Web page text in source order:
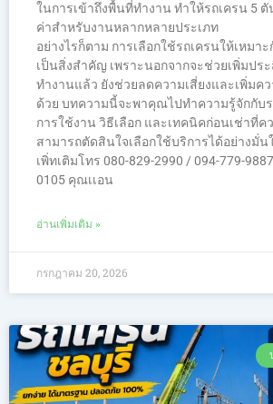
ในการเข้าถึงพื้นที่ทำงาน ทำให้รถเครน 5
ค่าสำหรับงานหลากหลายประเภท
อย่างไรก็ตาม การเลือกใช้รถเครนให้เหมา
เป็นสิ่งสำคัญ เพราะนอกจากจะช่วยเพิ่มปร
ทำงานแล้ว ยังช่วยลดความเสี่ยงและเพิ่มค
ด้วย บทความนี้จะพาคุณไปทำความรู้จักกับ
การใช้งาน วิธีเลือก และเทคนิคก่อนเช่าที่ค
สามารถตัดสินใจเลือกใช้บริการได้อย่างมั่น
เพิ่ทเติมโทร 080-829-2990 / 094-779-
0105 คุณเเอน
อ่านเพิ่มเติม »
กรกฎาคม 20, 2026